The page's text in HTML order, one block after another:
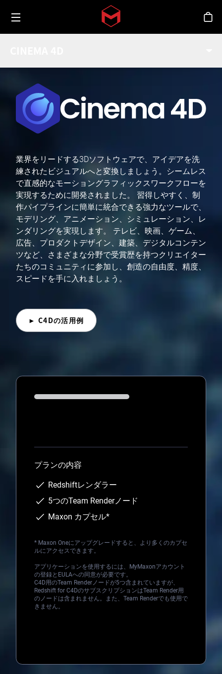
Skip to main content
Toggle menu
シ
業界をリードする3Dソフトウェアで、アイデアを洗
練されたビジュアルへと変換しましょう。シームレス
で直感的なモーショングラフィックスワークフローを
実現するために開発されました。 習得しやすく、制
作パイプラインに簡単に統合できる強力なツールで、
モデリング、アニメーション、シミュレーション、レ
ンダリングを実現します。 テレビ、映画、ゲーム、
広告、プロダクトデザイン、建築、デジタルコンテン
ツなど、さまざまな分野で受賞歴を持つクリエイター
たちのコミュニティに参加し、創造の自由度、精度、
スピードを手に入れましょう。
► C4Dの活用例
プランの内容
Redshiftレンダラー
5つのTeam Renderノード
Maxon カプセル*
* Maxon Oneにアップグレードすると、より多くのカプセ
ルにアクセスできます。
アプリケーションを使用するには、MyMaxonアカウント
の登録とEULAへの同意が必要です。
C4D用のTeam Renderノードが5つ含まれていますが、
Redshift for C4DのサブスクリプションはTeam Render用
のノードは含まれません。また、Team Renderでも使用で
きません。